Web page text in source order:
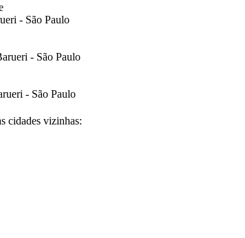
- São Paulo
- São Paulo
- São Paulo
cidades vizinhas: